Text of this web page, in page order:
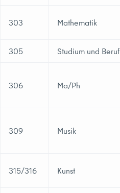
303 Mathematik
305 Studium und Beruf
306 Ma/Ph
309 Musik
315/316 Kunst